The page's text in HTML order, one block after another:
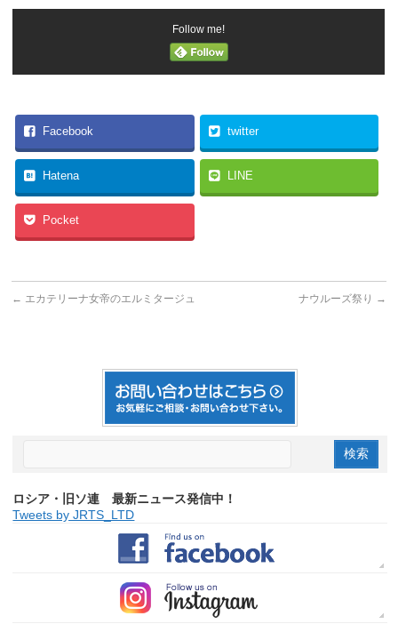
Follow me!
Facebook twitter
Hatena LINE
Pocket
← エカテリーナ女帝のエルミタージュ ナウルーズ祭り →
ロシア・旧ソ連 最新ニュース発信中！
Tweets by JRTS_LTD